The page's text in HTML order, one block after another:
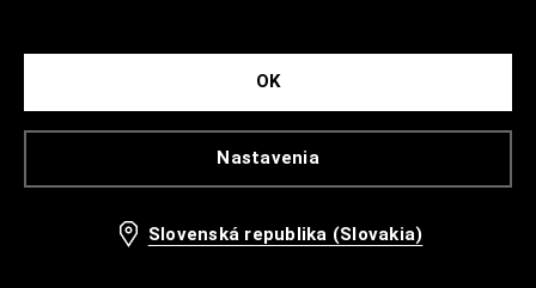
Nastavenia
OK
Slovenská republika (Slovakia)